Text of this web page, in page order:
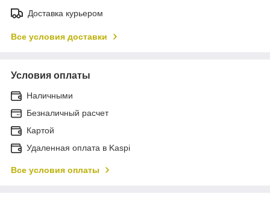
Доставка курьером
Все условия доставки
Условия оплаты
Наличными
Безналичный расчет
Картой
Удаленная оплата в Kaspi
Все условия оплаты